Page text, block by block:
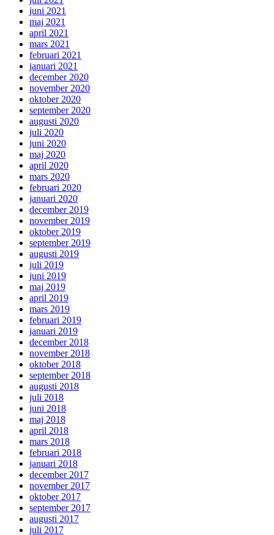
juni 2021
maj 2021
april 2021
mars 2021
februari 2021
januari 2021
december 2020
november 2020
oktober 2020
september 2020
augusti 2020
juli 2020
juni 2020
maj 2020
april 2020
mars 2020
februari 2020
januari 2020
december 2019
november 2019
oktober 2019
september 2019
augusti 2019
juli 2019
juni 2019
maj 2019
april 2019
mars 2019
februari 2019
januari 2019
december 2018
november 2018
oktober 2018
september 2018
augusti 2018
juli 2018
juni 2018
maj 2018
april 2018
mars 2018
februari 2018
januari 2018
december 2017
november 2017
oktober 2017
september 2017
augusti 2017
juli 2017